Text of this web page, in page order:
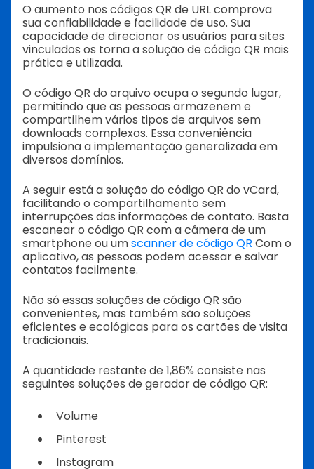
O aumento nos códigos QR de URL comprova
sua confiabilidade e facilidade de uso. Sua
capacidade de direcionar os usuários para sites
vinculados os torna a solução de código QR mais
prática e utilizada.
O código QR do arquivo ocupa o segundo lugar,
permitindo que as pessoas armazenem e
compartilhem vários tipos de arquivos sem
downloads complexos. Essa conveniência
impulsiona a implementação generalizada em
diversos domínios.
A seguir está a solução do código QR do vCard,
facilitando o compartilhamento sem
interrupções das informações de contato. Basta
escanear o código QR com a câmera de um
smartphone ou umscanner de código QR Com o
aplicativo, as pessoas podem acessar e salvar
contatos facilmente.
Não só essas soluções de código QR são
convenientes, mas também são soluções
eficientes e ecológicas para os cartões de visita
tradicionais.
A quantidade restante de 1,86% consiste nas
seguintes soluções de gerador de código QR:
Volume
Pinterest
Instagram